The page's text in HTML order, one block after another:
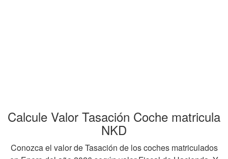
Calcule Valor Tasación Coche matricula
NKD
Conozca el valor de Tasación de los coches matriculados